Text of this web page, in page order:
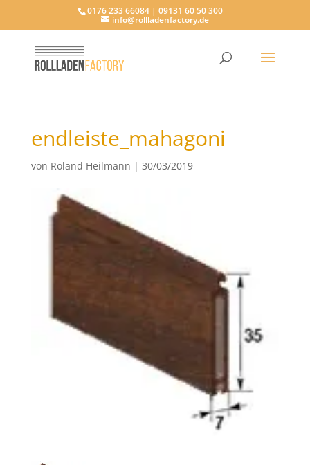
0176 233 66084 | 09131 60 50 300
info@rollladenfactory.de
endleiste_mahagoni
von Roland Heilmann | 30/03/2019